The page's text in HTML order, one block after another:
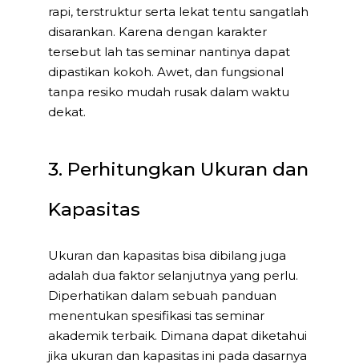
rapi, terstruktur serta lekat tentu sangatlah
disarankan. Karena dengan karakter
tersebut lah tas seminar nantinya dapat
dipastikan kokoh. Awet, dan fungsional
tanpa resiko mudah rusak dalam waktu
dekat.
3. Perhitungkan Ukuran dan
Kapasitas
Ukuran dan kapasitas bisa dibilang juga
adalah dua faktor selanjutnya yang perlu.
Diperhatikan dalam sebuah panduan
menentukan spesifikasi tas seminar
akademik terbaik. Dimana dapat diketahui
jika ukuran dan kapasitas ini pada dasarnya